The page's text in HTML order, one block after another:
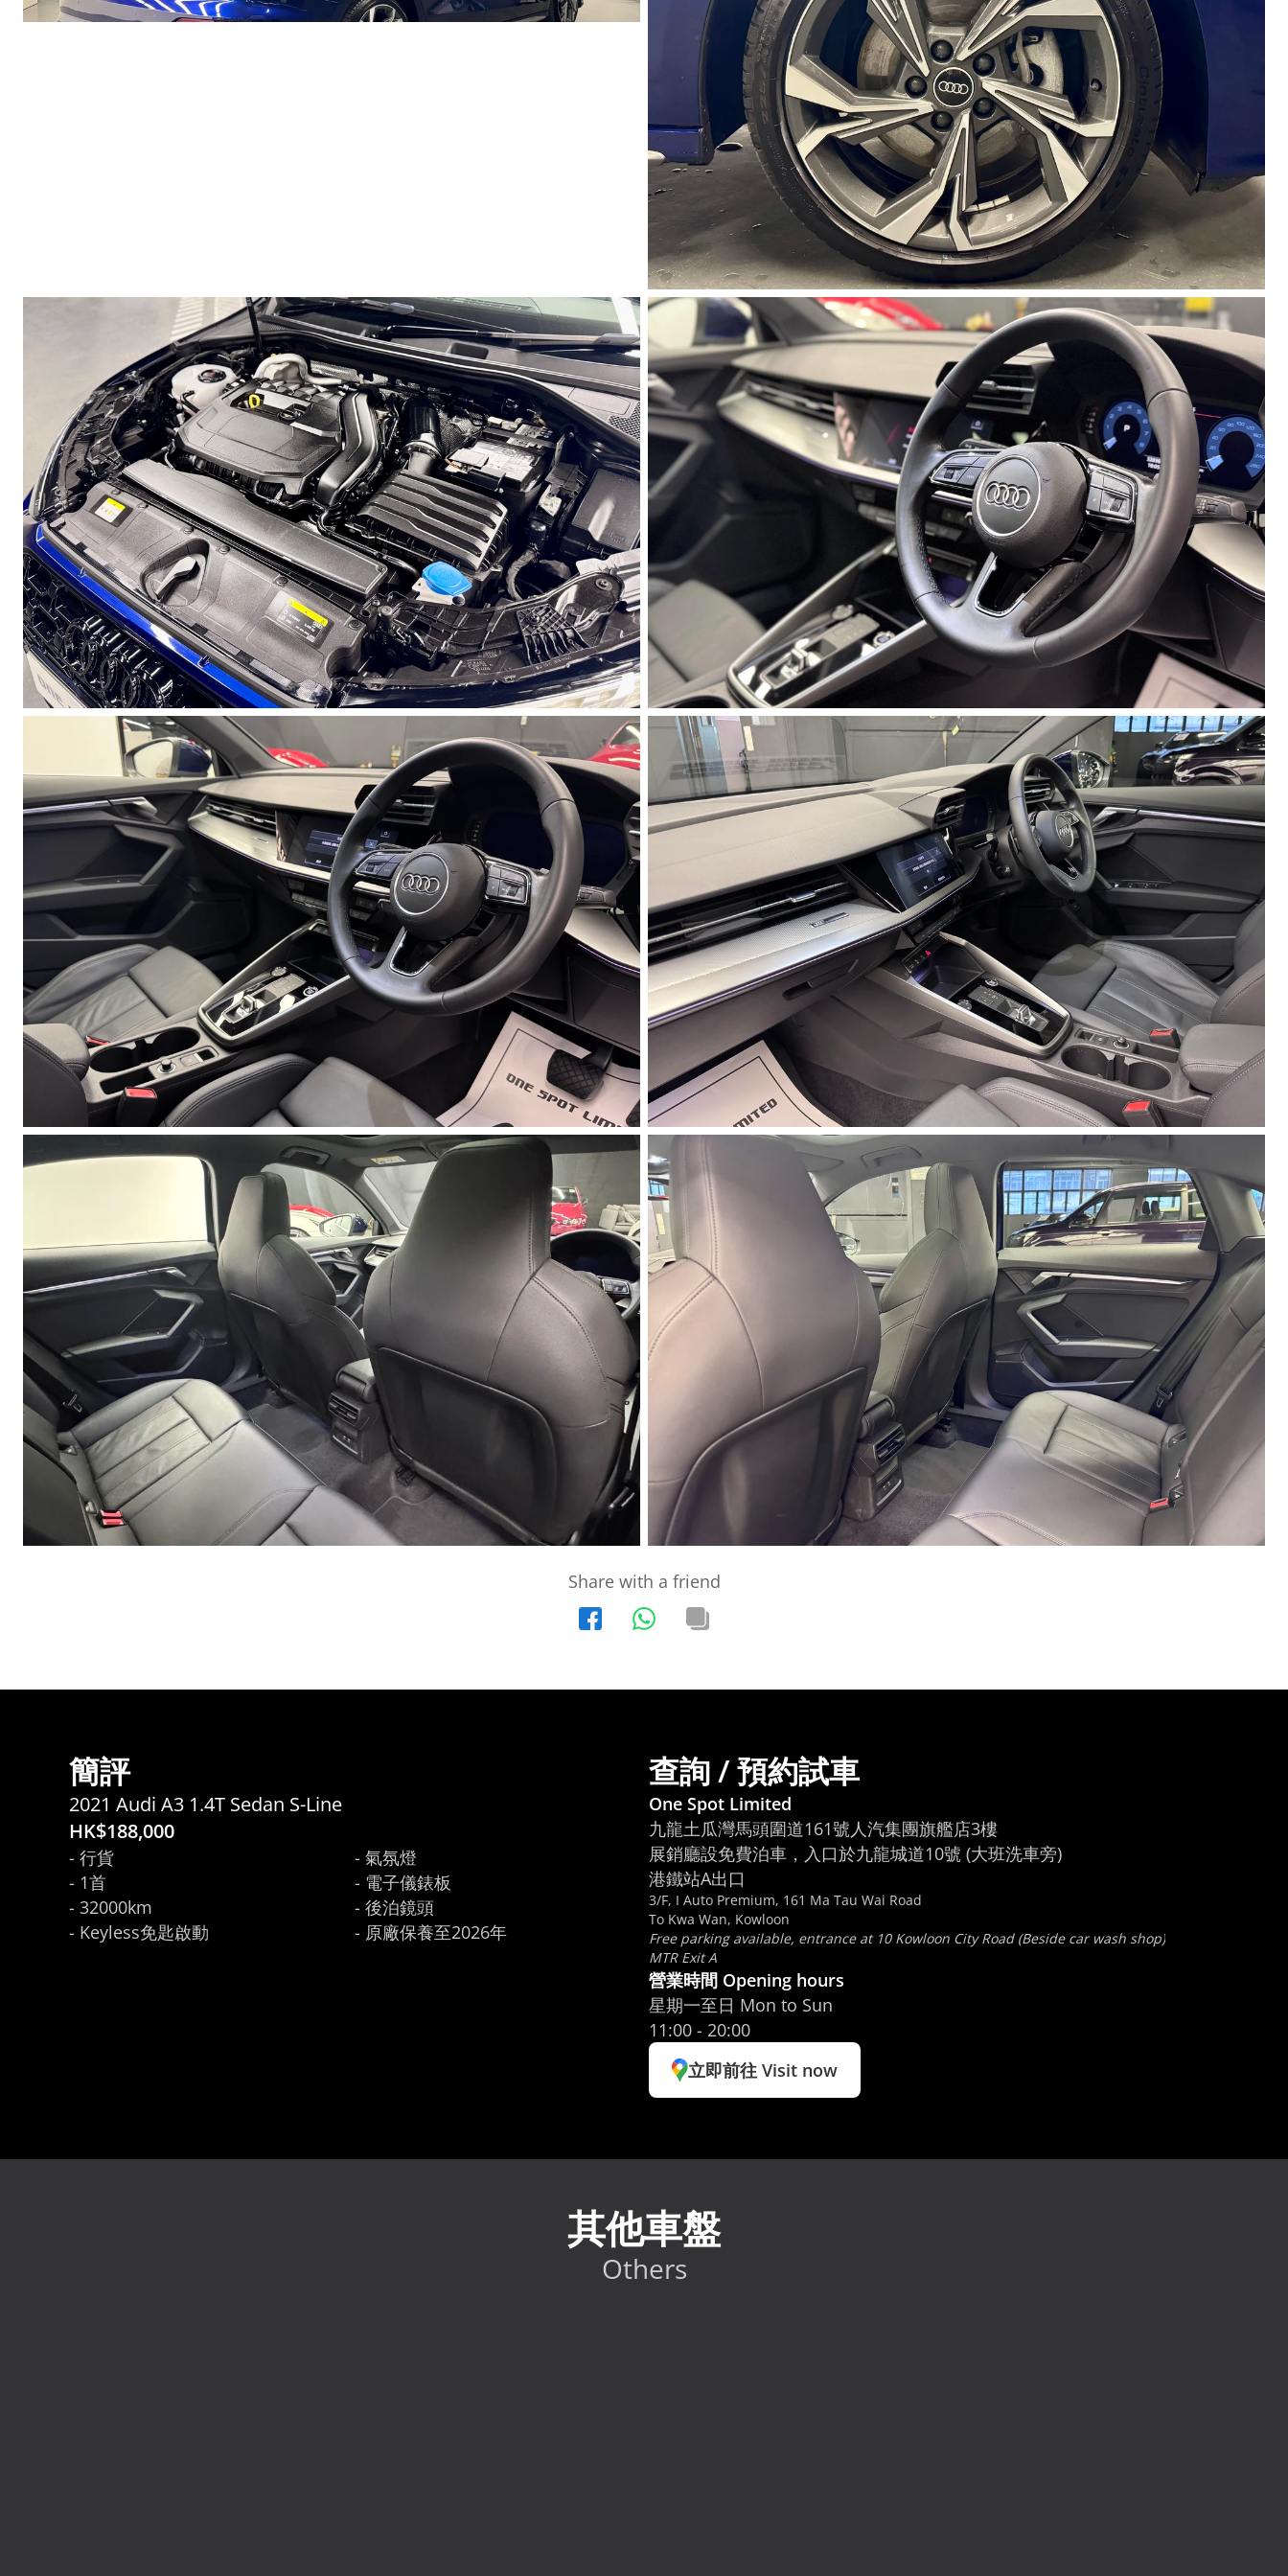
Share with a friend
簡評
2021 Audi A3 1.4T Sedan S-Line
HK$188,000
- 行貨
- 1首
- 32000km
- Keyless免匙啟動
- 氣氛燈
- 電子儀錶板
- 後泊鏡頭
- 原廠保養至2026年
查詢 / 預約試車
One Spot Limited
九龍土瓜灣馬頭圍道161號人汽集團旗艦店3樓
展銷廳設免費泊車，入口於九龍城道10號 (大班洗車旁)
港鐵站A出口
3/F, I Auto Premium, 161 Ma Tau Wai Road
To Kwa Wan, Kowloon
Free parking available, entrance at 10 Kowloon City Road (Beside car wash shop)
MTR Exit A
營業時間 Opening hours
星期一至日 Mon to Sun
11:00 - 20:00
立即前往 Visit now
其他車盤
Others